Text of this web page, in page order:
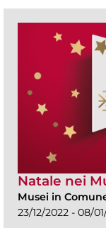
Natale nei
Musei in
23/12/2022 - 08/